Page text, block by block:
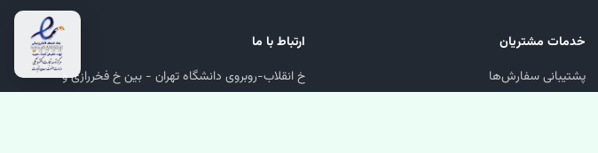
خدمات مشتریان
پشتیبانی سفارش‌ها
ارتباط با ما
خ انقلاب-روبروی دانشگاه تهران - بین خ فخررازی و